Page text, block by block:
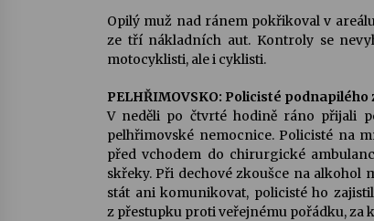
28. 7. 2026
Letní koncerty ve
22. 7. 2026
Za kulturou kousek za
Želivě ožije odkaz Josefa
13. 7. 2026
Opilý muž nad ránem pokřikoval v
ze tří nákladních aut. Kontroly se
motocyklisti, ale i cyklisti.
PELHŘIMOVSKO: Policisté
V neděli po čtvrté hodině ráno přijali
pelhřimovské nemocnice. Policisté na
před vchodem do chirurgické
skřeky. Při dechové zkoušce na alkohol
stát ani komunikovat, policisté ho
z přestupku proti veřejnému pořádku,